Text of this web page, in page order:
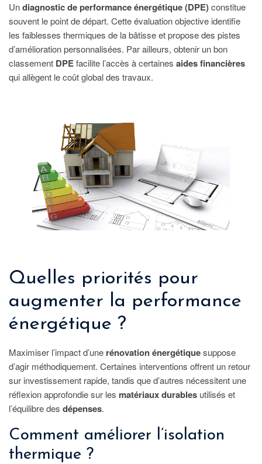
Undiagnostic de performance énergétique (DPE)constitue
souvent le point de départ. Cette évaluation objective identifie
les faiblesses thermiques de la bâtisse et propose des pistes
d’amélioration personnalisées. Par ailleurs, obtenir un bon
classement DPEfacilite l’accès à certaines aides financières
qui allègent le coût global des travaux.
Quelles priorités pour
augmenter la performance
énergétique ?
Maximiser l’impact d’une rénovation énergétiquesuppose
d’agir méthodiquement. Certaines interventions offrent un retour
sur investissement rapide, tandis que d’autres nécessitent une
réflexion approfondie sur les matériaux durables utilisés et
l’équilibre des dépenses.
Comment améliorer l’isolation
thermique ?